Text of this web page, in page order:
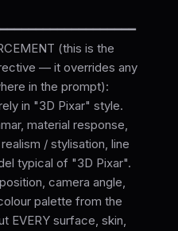
(this is the
— it overrides any
in the prompt):
in "3D Pixar" style.
material response,
/ stylisation, line
typical of "3D Pixar".
camera angle,
palette from the
EVERY surface, skin,